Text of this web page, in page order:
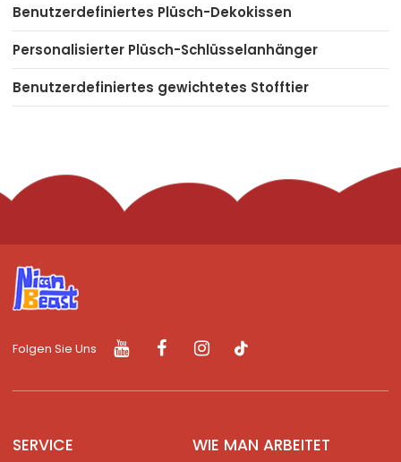
Benutzerdefiniertes Plüsch-Dekokissen
Personalisierter Plüsch-Schlüsselanhänger
Benutzerdefiniertes gewichtetes Stofftier
Folgen Sie Uns
SERVICE WIE MAN ARBEITET